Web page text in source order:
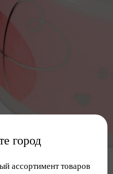
город
ассортимент товаров